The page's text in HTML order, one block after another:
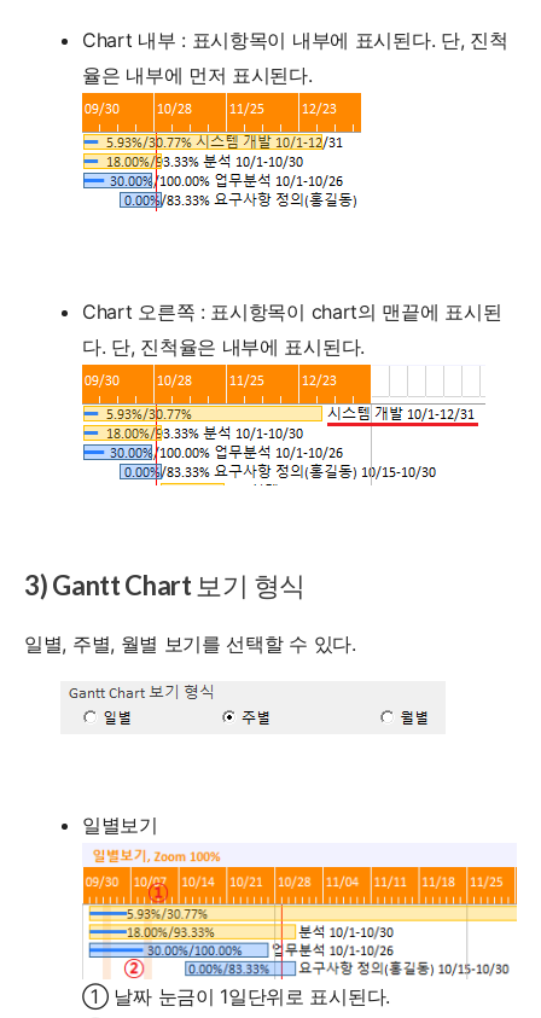
Chart 내부 : 표시항목이 내부에 표시된다. 단, 진척
율은 내부에 먼저 표시된다.
Chart 오른쪽 : 표시항목이 chart의 맨끝에 표시된
다. 단, 진척율은 내부에 표시된다.
3) Gantt Chart 보기 형식
일별, 주별, 월별 보기를 선택할 수 있다.
일별보기
① 날짜 눈금이 1일단위로 표시된다.